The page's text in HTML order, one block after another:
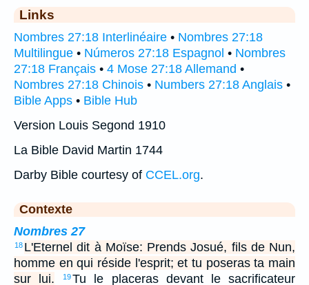
Links
Nombres 27:18 Interlinéaire • Nombres 27:18
Multilingue • Números 27:18 Espagnol • Nombres
27:18 Français • 4 Mose 27:18 Allemand •
Nombres 27:18 Chinois • Numbers 27:18 Anglais •
Bible Apps • Bible Hub
Version Louis Segond 1910
La Bible David Martin 1744
Darby Bible courtesy of CCEL.org.
Contexte
Nombres 27
18 L'Eternel dit à Moïse: Prends Josué, fils de Nun,
homme en qui réside l'esprit; et tu poseras ta main
sur lui.
19Tu le placeras devant le sacrificateur